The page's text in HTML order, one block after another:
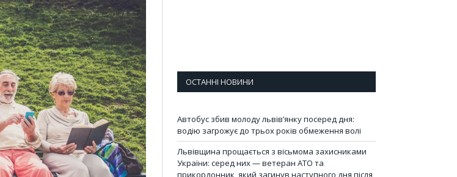
ОСТАННІ НОВИНИ
Автобус збив молоду львів’янку посеред дня:
водію загрожує до трьох років обмеження волі
Львівщина прощається з вісьмома захисниками
України: серед них — ветеран АТО та
прикордонник, який загинув наступного дня після